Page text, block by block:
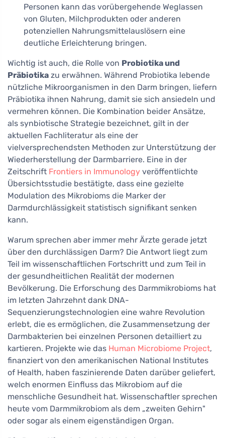
Personen kann das vorübergehende Weglassen
von Gluten, Milchprodukten oder anderen
potenziellen Nahrungsmittelauslösern eine
deutliche Erleichterung bringen.
Wichtig ist auch, die Rolle von Probiotika und
Präbiotika zu erwähnen. Während Probiotika lebende
nützliche Mikroorganismen in den Darm bringen, liefern
Präbiotika ihnen Nahrung, damit sie sich ansiedeln und
vermehren können. Die Kombination beider Ansätze,
als synbiotische Strategie bezeichnet, gilt in der
aktuellen Fachliteratur als eine der
vielversprechendsten Methoden zur Unterstützung der
Wiederherstellung der Darmbarriere. Eine in der
Zeitschrift Frontiers in Immunology veröffentlichte
Übersichtsstudie bestätigte, dass eine gezielte
Modulation des Mikrobioms die Marker der
Darmdurchlässigkeit statistisch signifikant senken
kann.
Warum sprechen aber immer mehr Ärzte gerade jetzt
über den durchlässigen Darm? Die Antwort liegt zum
Teil im wissenschaftlichen Fortschritt und zum Teil in
der gesundheitlichen Realität der modernen
Bevölkerung. Die Erforschung des Darmmikrobioms hat
im letzten Jahrzehnt dank DNA-
Sequenzierungstechnologien eine wahre Revolution
erlebt, die es ermöglichen, die Zusammensetzung der
Darmbakterien bei einzelnen Personen detailliert zu
kartieren. Projekte wie das Human Microbiome Project,
finanziert von den amerikanischen National Institutes
of Health, haben faszinierende Daten darüber geliefert,
welch enormen Einfluss das Mikrobiom auf die
menschliche Gesundheit hat. Wissenschaftler sprechen
heute vom Darmmikrobiom als dem „zweiten Gehirn"
oder sogar als einem eigenständigen Organ.